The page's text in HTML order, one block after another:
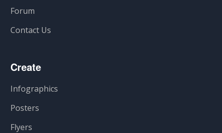
Forum
Contact Us
Create
Infographics
Posters
Flyers